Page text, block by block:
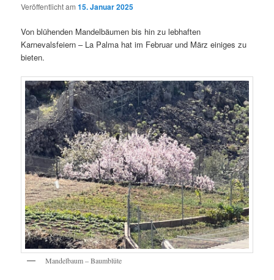
Veröffentlicht am15. Januar 2025
Von blühenden Mandelbäumen bis hin zu lebhaften
Karnevalsfeiern – La Palma hat im Februar und März einiges zu
bieten.
Mandelbaum – Baumblüte